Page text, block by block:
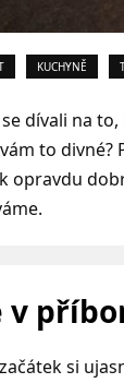
KUCHYNĚ
se dívali na
to divné?
opravdu
v
si